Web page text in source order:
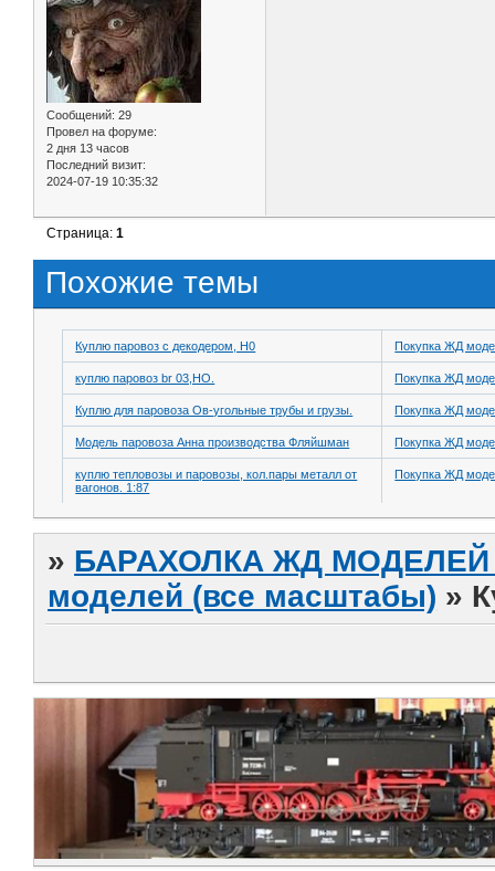
Сообщений: 29
Провел на форуме:
2 дня 13 часов
Последний визит:
2024-07-19 10:35:32
Страница:1
Похожие темы
Куплю паровоз с декодером, H0 Покупка ЖД
куплю паровоз br 03,НО. Покупка ЖД
Куплю для паровоза Ов-угольные трубы и грузы. Покупка ЖД
Модель паровоза Анна производства Фляйшман Покупка ЖД
куплю тепловозы и паровозы, кол.пары металл от
вагонов. 1:87
Покупка ЖД
» БАРАХОЛКА ЖД МОДЕЛЕЙ
моделей (все масштабы) »